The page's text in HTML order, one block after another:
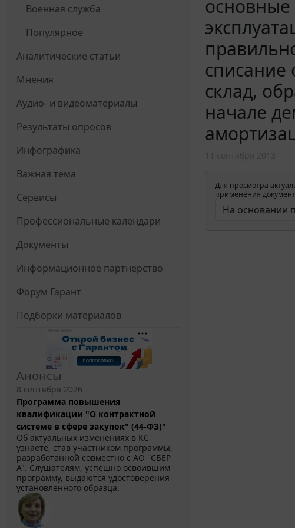
Военная служба
Популярное
Аналитические статьи
Мнения
Аудио- и видеоматериалы
Результаты опросов
Инфографика
Важная тема
Сервисы
Профессиональные календари
Документы
Информационное партнерство
Форум Гарант
Подборки материалов
Анонсы
8 сентября 2026
Программа повышения
квалификации "О контрактной
системе в сфере закупок" (44-ФЗ)"
Об актуальных изменениях в КС
узнаете, став участником программы,
разработанной совместно с АО ''СБЕР
А". Слушателям, успешно освоившим
программу, выдаются удостоверения
установленного образца.
основные
списание
склад,
начале
Для просмотра
применения